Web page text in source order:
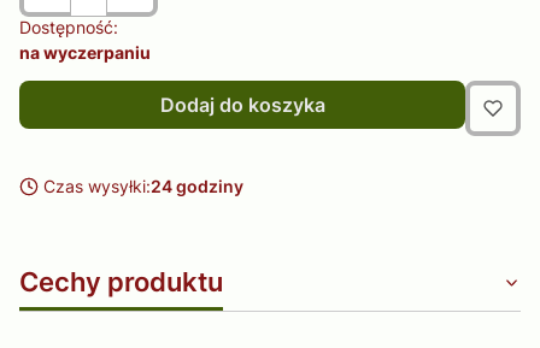
Dostępność:
na wyczerpaniu
Dodaj do koszyka
Czas wysyłki:24 godziny
Cechy produktu